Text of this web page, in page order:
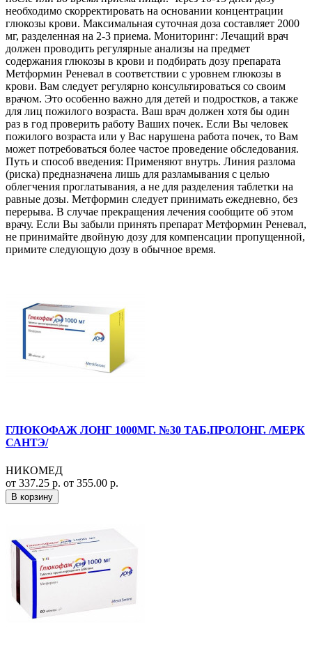
необходимо скорректировать на основании концентрации
глюкозы крови. Максимальная суточная доза составляет 2000
мг, разделенная на 2-3 приема. Мониторинг: Лечащий врач
должен проводить регулярные анализы на предмет
содержания глюкозы в крови и подбирать дозу препарата
Метформин Реневал в соответствии с уровнем глюкозы в
крови. Вам следует регулярно консультироваться со своим
врачом. Это особенно важно для детей и подростков, а также
для лиц пожилого возраста. Ваш врач должен хотя бы один
раз в год проверить работу Ваших почек. Если Вы человек
пожилого возраста или у Вас нарушена работа почек, то Вам
может потребоваться более частое проведение обследования.
Путь и способ введения: Применяют внутрь. Линия разлома
(риска) предназначена лишь для разламывания с целью
облегчения проглатывания, а не для разделения таблетки на
равные дозы. Метформин следует принимать ежедневно, без
перерыва. В случае прекращения лечения сообщите об этом
врачу. Если Вы забыли принять препарат Метформин Реневал,
не принимайте двойную дозу для компенсации пропущенной,
примите следующую дозу в обычное время.
ГЛЮКОФАЖ ЛОНГ 1000МГ. №30 ТАБ.ПРОЛОНГ. /МЕРК
САНТЭ/
НИКОМЕД
от 337.25 р. от 355.00 р.
В корзину